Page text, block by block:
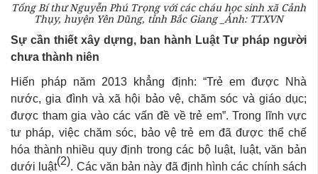
Tổng Bí thư Nguyễn Phú Trọng với các cháu học sinh xã Cảnh
Thụy, huyện Yên Dũng, tỉnh Bắc Giang _Ảnh: TTXVN
Sự cần thiết xây dựng, ban hành Luật Tư pháp người
chưa thành niên
Hiến pháp năm 2013 khẳng định: “Trẻ em được Nhà
nước, gia đình và xã hội bảo vệ, chăm sóc và giáo dục;
được tham gia vào các vấn đề về trẻ em”. Trong lĩnh vực
tư pháp, việc chăm sóc, bảo vệ trẻ em đã được thể chế
hóa thành nhiều quy định trong các bộ luật, luật, văn bản
dưới luật(2). Các văn bản này đã định hình các chính sách